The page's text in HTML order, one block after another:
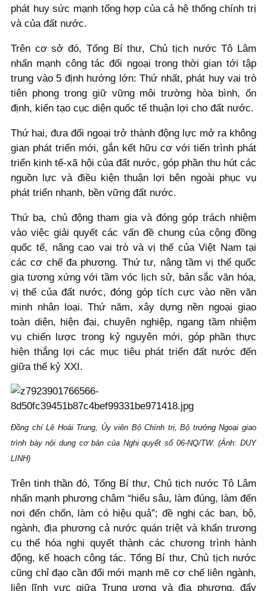
phát huy sức mạnh tổng hợp của cả hệ thống chính trị
và của đất nước.
Trên cơ sở đó, Tổng Bí thư, Chủ tịch nước Tô Lâm
nhấn mạnh công tác đối ngoại trong thời gian tới tập
trung vào 5 định hướng lớn: Thứ nhất, phát huy vai trò
tiên phong trong giữ vững môi trường hòa bình, ổn
định, kiến tạo cục diện quốc tế thuận lợi cho đất nước.
Thứ hai, đưa đối ngoại trở thành động lực mở ra không
gian phát triển mới, gắn kết hữu cơ với tiến trình phát
triển kinh tế-xã hội của đất nước, góp phần thu hút các
nguồn lực và điều kiện thuận lợi bên ngoài phục vụ
phát triển nhanh, bền vững đất nước.
Thứ ba, chủ động tham gia và đóng góp trách nhiệm
vào việc giải quyết các vấn đề chung của cộng đồng
quốc tế, nâng cao vai trò và vị thế của Việt Nam tại
các cơ chế đa phương. Thứ tư, nâng tầm vị thế quốc
gia tương xứng với tầm vóc lịch sử, bản sắc văn hóa,
vị thế của đất nước, đóng góp tích cực vào nền văn
minh nhân loại. Thứ năm, xây dựng nền ngoại giao
toàn diện, hiện đại, chuyên nghiệp, ngang tầm nhiệm
vụ chiến lược trong kỷ nguyên mới, góp phần thực
hiện thắng lợi các mục tiêu phát triển đất nước đến
giữa thế kỷ XXI.
Đồng chí Lê Hoài Trung, Ủy viên Bộ Chính trị, Bộ trưởng Ngoại giao
trình bày nội dung cơ bản của Nghị quyết số 06-NQ/TW. (Ảnh: DUY
LINH)
Trên tinh thần đó, Tổng Bí thư, Chủ tịch nước Tô Lâm
nhấn mạnh phương châm “hiểu sâu, làm đúng, làm đến
nơi đến chốn, làm có hiệu quả”; đề nghị các ban, bộ,
ngành, địa phương cả nước quán triệt và khẩn trương
cụ thể hóa nghị quyết thành các chương trình hành
động, kế hoạch công tác. Tổng Bí thư, Chủ tịch nước
cũng chỉ đạo cần đổi mới mạnh mẽ cơ chế liên ngành,
liên lĩnh vực giữa Trung ương và địa phương, đẩy